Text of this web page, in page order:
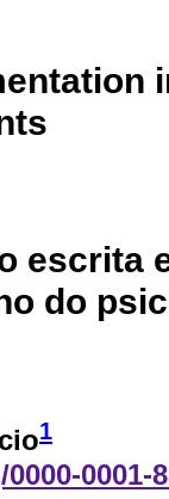
escrita
do
1
0001-